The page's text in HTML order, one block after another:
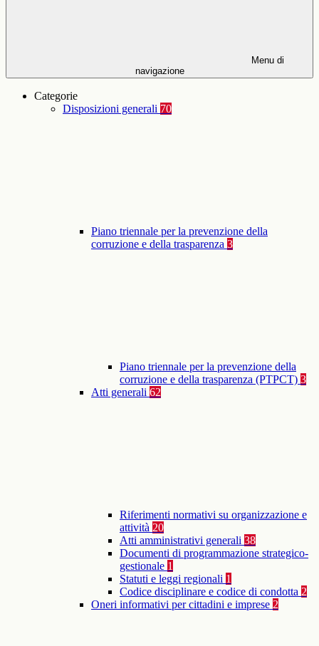
Menu di
navigazione
Categorie
Disposizioni generali 70
Piano triennale per la prevenzione della
corruzione e della trasparenza 3
Piano triennale per la prevenzione della
corruzione e della trasparenza (PTPCT) 3
Atti generali 62
Riferimenti normativi su organizzazione e
attività 20
Atti amministrativi generali 38
Documenti di programmazione strategico-
gestionale 1
Statuti e leggi regionali 1
Codice disciplinare e codice di condotta 2
Oneri informativi per cittadini e imprese 2